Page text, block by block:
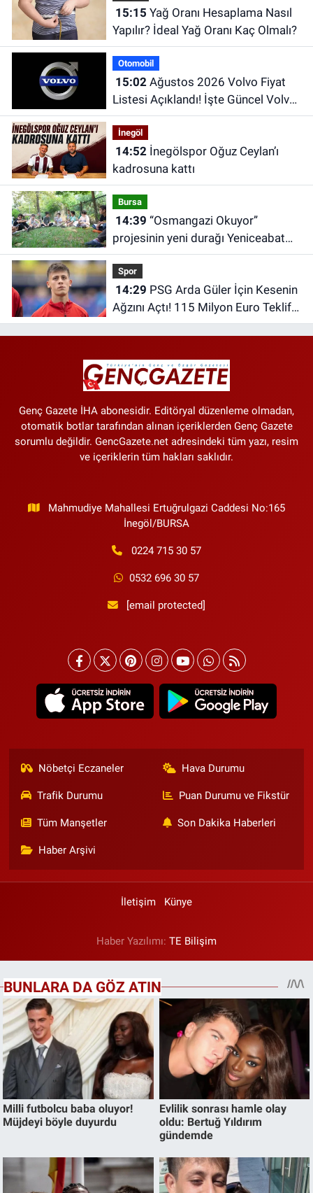
15:15
Yapılır? İdeal Yağ Oranı Kaç Olmalı?
Otomobil
15:02Ağustos 2026 Volvo Fiyat
Listesi Açıklandı! İşte Güncel Volvo
Modellerinin Fiyatları
İnegöl
14:52İnegölspor Oğuz Ceylan’ı
kadrosuna kattı
Bursa
14:39
projesinin yeni durağı Yeniceabat
oldu
Spor
14:29
Ağzını Açtı! 115 Milyon Euro Teklif
Edildi
Genç Gazete İHA abonesidir. Editöryal düzenleme olmadan,
otomatik botlar tarafından alınan içeriklerden Genç Gazete
sorumlu değildir. GencGazete.net adresindeki tüm yazı, resim
ve içeriklerin tüm hakları saklıdır.
Mahmudiye Mahallesi Ertuğrulgazi Caddesi No:165
İnegöl/BURSA
0224 715 30 57
0532 696 30 57
[email protected]
Nöbetçi Eczaneler Hava Durumu
Trafik Durumu Puan Durumu ve Fikstür
Tüm Manşetler Son Dakika Haberleri
Haber Arşivi
İletişim Künye
Haber Yazılımı: TE Bilişim